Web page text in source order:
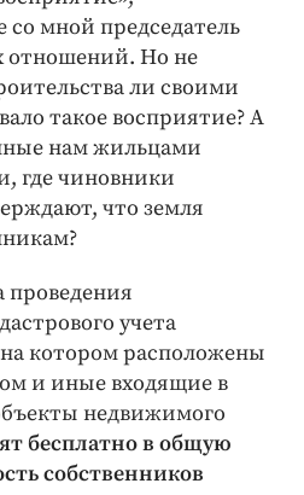
со мной председатель
отношений. Но не
ли своими
такое восприятие? А
нам жильцами
где чиновники
что земля
проведения
учета
на котором расположены
и иные входящие в
недвижимого
бесплатно в общую
собственников